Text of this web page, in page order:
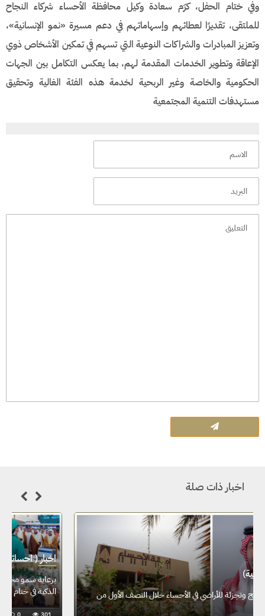
وفي ختام الحفل، كرّم سعادة وكيل محافظة الأحساء شركاء النجاح
للملتقى، تقديرًا لعطائهم وإسهاماتهم في دعم مسيرة «نمو الإنسانية»،
وتعزيز المبادرات والشراكات النوعية التي تسهم في تمكين الأشخاص ذوي
الإعاقة وتطوير الخدمات المقدمة لهم، بما يعكس التكامل بين الجهات
الحكومية والخاصة وغير الربحية لخدمة هذه الفئة الغالية وتحقيق
مستهدفات التنمية المجتمعية
اخبار ذات صلة
اخبار ( احسائية)
752 عملية دمج وتجزئة للأراضي في الأحساء خلال النصف الأول من
2026